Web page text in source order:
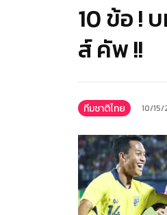
10 ข้อ !
ส์ คัพ !!
ทีมชาติไทย 10/